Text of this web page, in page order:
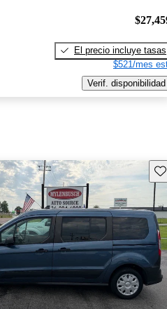
El precio incluye tasas
$521/mes
Verif. disponibilidad